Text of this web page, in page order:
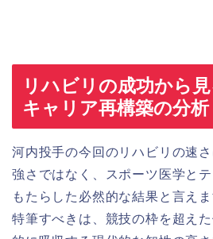
リハビリの成功から
キャリア再構築の分
河内投手の今回のリハビリの速
強さではなく、スポーツ医学と
もたらした必然的な結果と言えま
特筆すべきは、競技の枠を超え